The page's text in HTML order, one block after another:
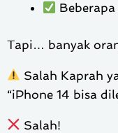
Tapi… banyak
Salah Kaprah
“iPhone 14 bisa
Salah!